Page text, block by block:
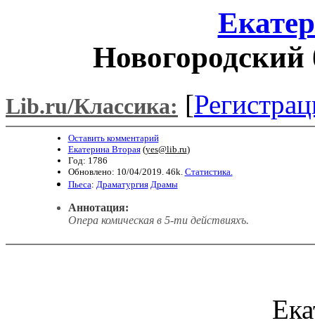
Lib.ru/Классика: [
Оставить комментарий
Екатерина Вторая(yes@lib.ru)
Год: 1786
Обновлено: 10/04/2019. 46k. Статистика.
Пьеса: Драматургия Драмы
Аннотация:
Опера комическая в 5-ти действияхъ.